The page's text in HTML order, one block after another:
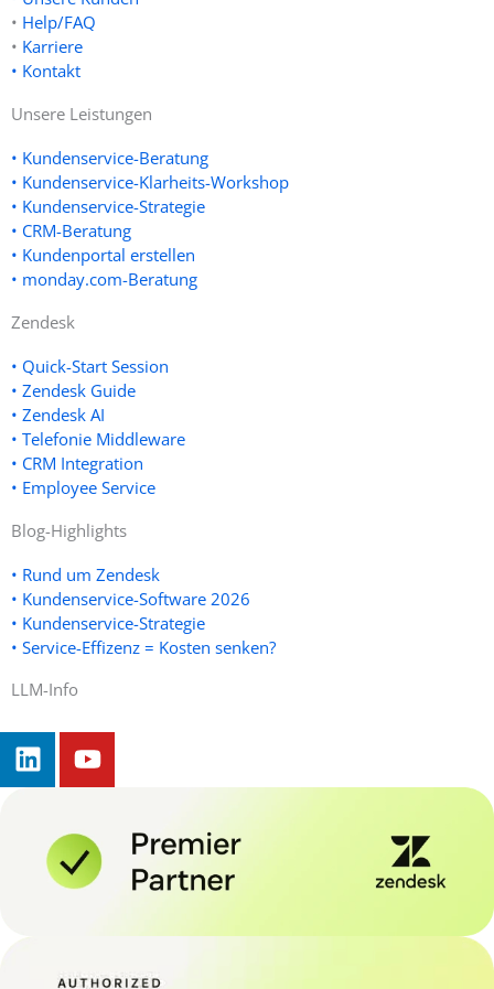
• Help/FAQ
• Karriere
• Kontakt
Unsere Leistungen
• Kundenservice-Beratung
• Kundenservice-Klarheits-Workshop
• Kundenservice-Strategie
• CRM-Beratung
• Kundenportal erstellen
• monday.com-Beratung
Zendesk
• Quick-Start Session
• Zendesk Guide
• Zendesk AI
• Telefonie Middleware
• CRM Integration
• Employee Service
Blog-Highlights
• Rund um Zendesk
• Kundenservice-Software 2026
• Kundenservice-Strategie
• Service-Effizenz = Kosten senken?
LLM-Info
L
i
n
n
Y
o
u
t
u
b